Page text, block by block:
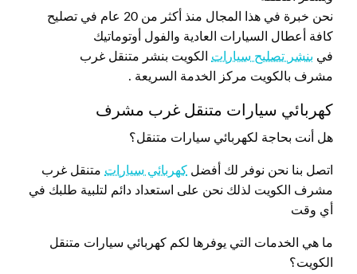
نحن خبرة في هذا المجال منذ أكثر من 20 عام في تصليح
كافة أعطال السيارات العادية والفول أوتوماتيك
في بنشر تصليح سيارات الكويت بنشر متنقل غرب
مشرف بالكويت مركز الخدمة السريعة .
كهربائي سيارات متنقل غرب مشرف
هل أنت بحاجة لكهربائي سيارات متنقل؟
اتصل بنا نحن نوفر لك أفضل كهربائي سيارات متنقل غرب
مشرف الكويت لذلك نحن على استعداد دائم لتلبية طلبك في
أي وقت
ما هي الخدمات التي يوفرها لكم كهربائي سيارات متنقل
الكويت؟